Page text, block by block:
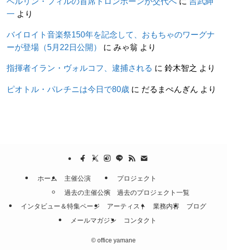
一 より
バイロイト音楽祭150年を記念して、おもちゃのワーグナ
ーが登場（5月22日公開）
にみゃ翁 より
指揮者イラン・ヴォルコフ、逮捕される に鈴木智之 より
ピオトル・パレチニは今日で80歳 に だるまぺんぎん より
ホーム
主催公演
過去の主催公演
プロジェクト
過去のプロジェクト一覧
インタビュー＆特集ページ
アーティスト 業務内容
ブログ
メールマガジン
コンタクト
© office yamane